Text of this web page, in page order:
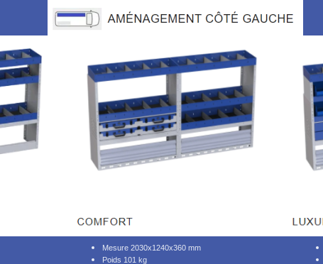
Mesure 2030x1240x360 mm
Poids 101 kg